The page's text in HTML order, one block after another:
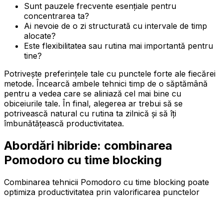
Sunt pauzele frecvente esențiale pentru
concentrarea ta?
Ai nevoie de o zi structurată cu intervale de timp
alocate?
Este flexibilitatea sau rutina mai importantă pentru
tine?
Potrivește preferințele tale cu punctele forte ale fiecărei
metode. Încearcă ambele tehnici timp de o săptămână
pentru a vedea care se aliniază cel mai bine cu
obiceiurile tale. În final, alegerea ar trebui să se
potrivească natural cu rutina ta zilnică și să îți
îmbunătățească productivitatea.
Abordări hibride: combinarea
Pomodoro cu time blocking
Combinarea tehnicii Pomodoro cu time blocking poate
optimiza productivitatea prin valorificarea punctelor